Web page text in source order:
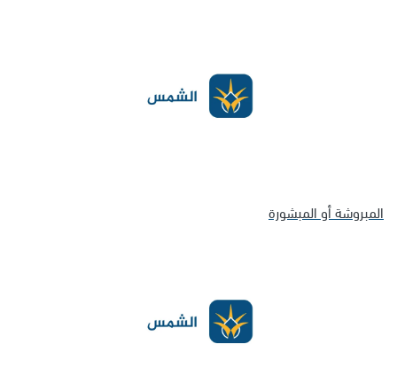
المبروشة أو المبشورة